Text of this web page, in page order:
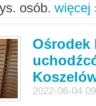
osób. więcej
Ośrodek
2022-06-04